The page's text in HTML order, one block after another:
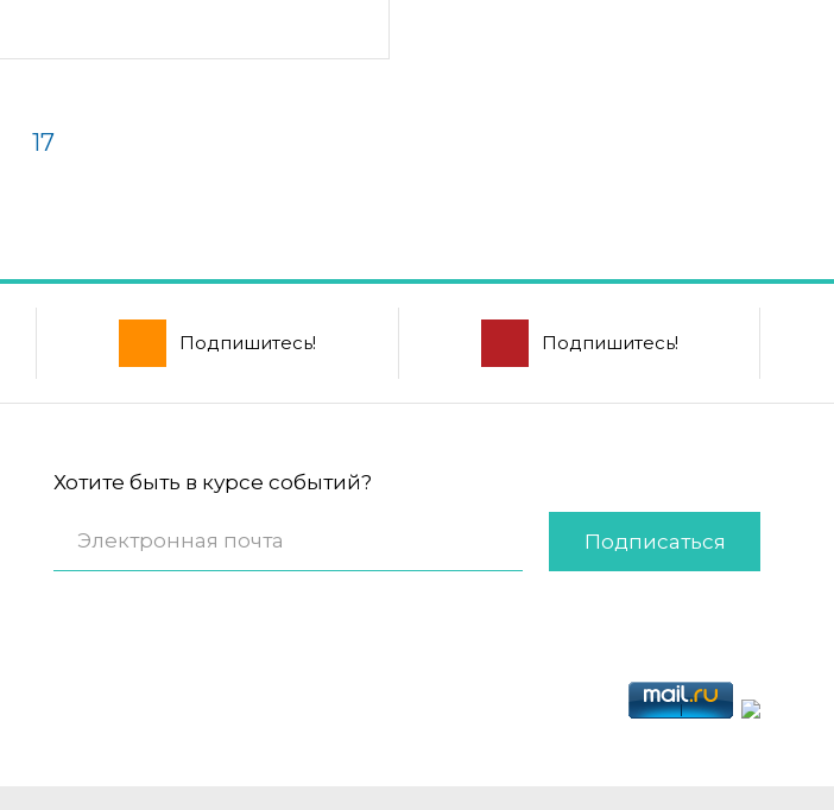
17
Подпишитесь! Подпишитесь!
Хотите быть в курсе событий?
Подписаться